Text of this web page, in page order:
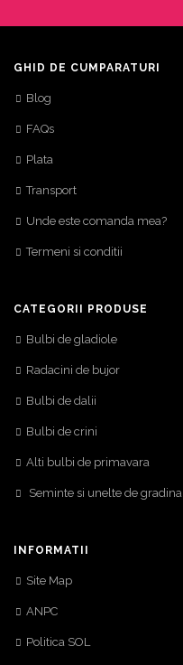
GHID DE CUMPARATURI
Blog
FAQs
Plata
Transport
Unde este comanda mea?
Termeni si conditii
CATEGORII PRODUSE
Bulbi de gladiole
Radacini de bujor
Bulbi de dalii
Bulbi de crini
Alti bulbi de primavara
Seminte si unelte de gradina
INFORMATII
Site Map
ANPC
Politica SOL